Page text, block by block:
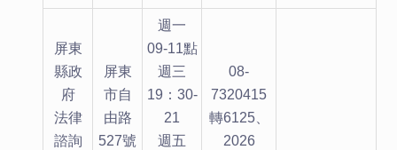
屏東
縣政
府
法律
諮詢
屏東
市自
由路
527號
週一
09-11點
週三
19：30-
21
週五
08-
7320415
轉6125、
2026